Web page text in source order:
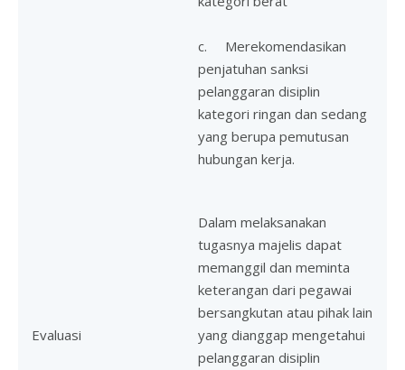
c. Merekomendasikan
penjatuhan sanksi
pelanggaran disiplin
kategori ringan dan sedang
yang berupa pemutusan
hubungan kerja.
Evaluasi
Dalam melaksanakan
tugasnya majelis dapat
memanggil dan meminta
keterangan dari pegawai
bersangkutan atau pihak lain
yang dianggap mengetahui
pelanggaran disiplin